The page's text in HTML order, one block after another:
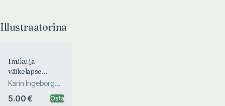
Illustraatorina
Imiku ja
väikelapse
toitlustamine
Karin Ingeborg
5.00 € Osta